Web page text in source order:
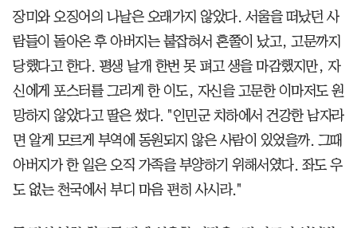
장미와 오징어의 나날은 오래가지 않았다. 서울을 떠났던 사
람들이 돌아온 후 아버지는 붙잡혀서 혼쭐이 났고, 고문까지
당했다고 한다. 평생 날개 한번 못 펴고 생을 마감했지만, 자
신에게 포스터를 그리게 한 이도, 자신을 고문한 이마저도 원
망하지 않았다고 딸은 썼다. "인민군 치하에서 건강한 남자라
면 알게 모르게 부역에 동원되지 않은 사람이 있었을까. 그때
아버지가 한 일은 오직 가족을 부양하기 위해서였다. 좌도 우
도 없는 천국에서 부디 마음 편히 사시라."